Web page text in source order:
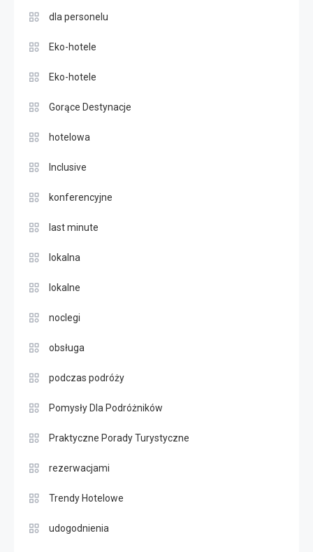
dla personelu
Eko-hotele
Eko-hotele
Gorące Destynacje
hotelowa
Inclusive
konferencyjne
last minute
lokalna
lokalne
noclegi
obsługa
podczas podróży
Pomysły Dla Podróżników
Praktyczne Porady Turystyczne
rezerwacjami
Trendy Hotelowe
udogodnienia